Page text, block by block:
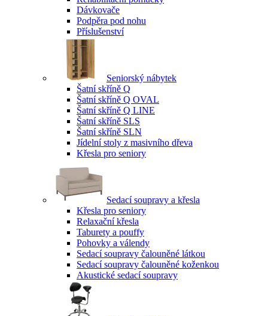
Dávkovače
Podpěra pod nohu
Příslušenství
Seniorský nábytek
Šatní skříně Q
Šatní skříně Q OVAL
Šatní skříně Q LINE
Šatní skříně SLS
Šatní skříně SLN
Jídelní stoly z masivního dřeva
Křesla pro seniory
Sedací soupravy a křesla
Křesla pro seniory
Relaxační křesla
Taburety a pouffy
Pohovky a válendy
Sedací soupravy čalouněné látkou
Sedací soupravy čalouněné koženkou
Akustické sedací soupravy